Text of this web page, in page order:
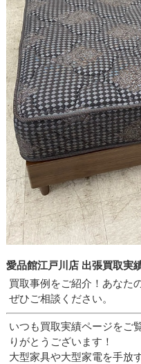
愛品館江戸川店 出張買取実
買取事例をご紹介！あなた
ぜひご相談ください。
いつも買取実績ページをご
りがとうございます！
大型家具や大型家電を手放